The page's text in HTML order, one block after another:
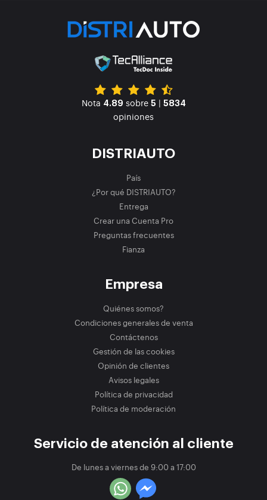
Nota 4.89 sobre 5 | 5834
opiniones
DISTRIAUTO
País
¿Por qué DISTRIAUTO?
Entrega
Crear una Cuenta Pro
Preguntas frecuentes
Fianza
Empresa
Quiénes somos?
Condiciones generales de venta
Contáctenos
Gestión de las cookies
Opinión de clientes
Avisos legales
Política de privacidad
Política de moderación
Servicio de atención al cliente
De lunes a viernes de 9:00 a 17:00